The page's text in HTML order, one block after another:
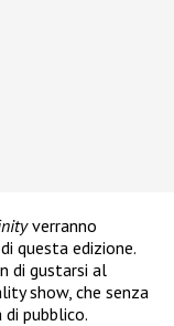
verranno
questa edizione.
di gustarsi al
show, che senza
pubblico.